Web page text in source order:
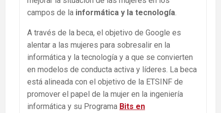
campos de la informática y la tecnología.
A través de la beca, el objetivo de Google es
alentar a las mujeres para sobresalir en la
informática y la tecnología y a que se convierten
en modelos de conducta activa y líderes. La beca
está alineada con el objetivo de la ETSINF de
promover el papel de la mujer en la ingeniería
informática y su Programa Bits en